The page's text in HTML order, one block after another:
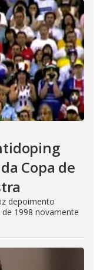
Copa de
depoimento
1998 novamente